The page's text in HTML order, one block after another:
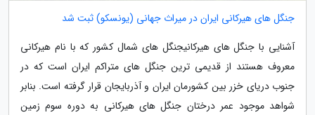
جنگل های هیرکانی ایران در میراث جهانی (یونسکو) ثبت شد
آشنایی با جنگل های هیرکانیجنگل های شمال کشور که با نام هیرکانی
معروف هستند از قدیمی ترین جنگل های متراکم ایران است که در
جنوب دریای خزر بین کشورمان ایران و آذربایجان قرار گرفته است. بنابر
شواهد موجود عمر درختان جنگل های هیرکانی به دوره سوم زمین